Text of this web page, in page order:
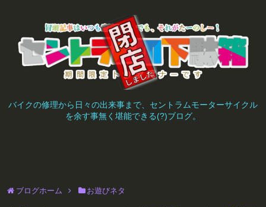
バイクの修理から日々の出来事まで、セントラムモーターサイクル
を余す事無く堪能できる(?)ブログ。
ブログホーム お遊びネタ